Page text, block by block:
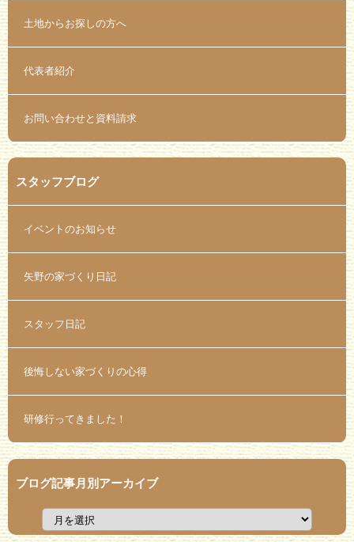
土地からお探しの方へ
代表者紹介
お問い合わせと資料請求
スタッフブログ
イベントのお知らせ
矢野の家づくり日記
スタッフ日記
後悔しない家づくりの心得
研修行ってきました！
ブログ記事月別アーカイブ